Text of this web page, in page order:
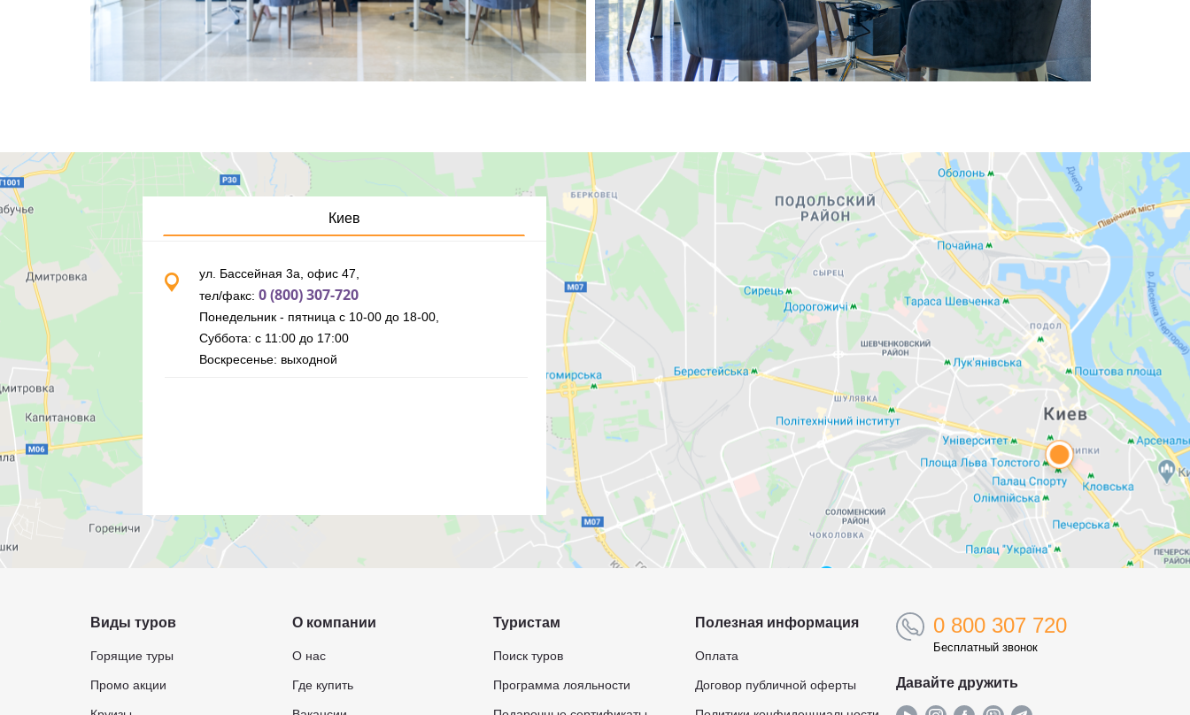
Киев
ул. Бассейная 3а, офис 47,
тел/факс: 0 (800) 307-720
Понедельник - пятница с 10-00 до 18-00,
Суббота: с 11:00 до 17:00
Воскресенье: выходной
Виды туров
Горящие туры
Промо акции
О компании
О нас
Где купить
Туристам
Поиск туров
Программа лояльности
Полезная информация
Оплата
Договор публичной оферты
0 800 307 720
Бесплатный звонок
Давайте дружить